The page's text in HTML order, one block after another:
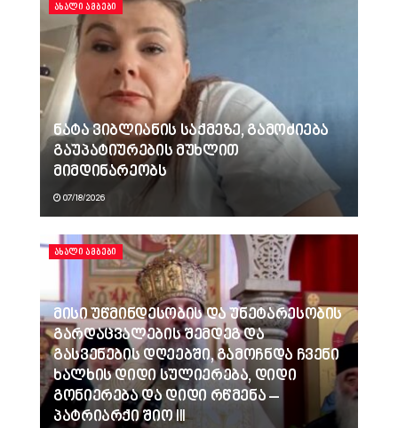
ᲐᲮᲐᲚᲘ ᲐᲛᲑᲔᲑᲘ
ნატა ვიბლიანის საქმეზე, გამოძიება
გაუპატიურების მუხლით
მიმდინარეობს
07/18/2026
ᲐᲮᲐᲚᲘ ᲐᲛᲑᲔᲑᲘ
მისი უწმინდესობის და უნეტარესობის
გარდაცვალების შემდეგ და
გასვენების დღეებში, გამოჩნდა ჩვენი
ხალხის დიდი სულიერება, დიდი
გონიერება და დიდი რწმენა –
პატრიარქი შიო III